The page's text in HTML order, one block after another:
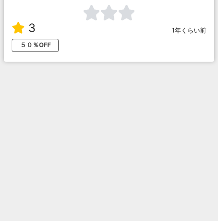
3
1年くらい前
５０％OFF